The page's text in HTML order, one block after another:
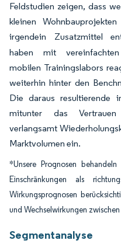
Feldstudien zeigen, dass
kleinen
irgendein Zusatzmittel
haben mit vereinfachten
mobilen Trainingslabors
weiterhin hinter den
Die daraus resultierende
mitunter das
verlangsamt
Marktvolumen ein.
*Unsere Prognosen
Einschränkungen als
Wirkungsprognosen
und Wechselwirkungen
Segmentanalyse